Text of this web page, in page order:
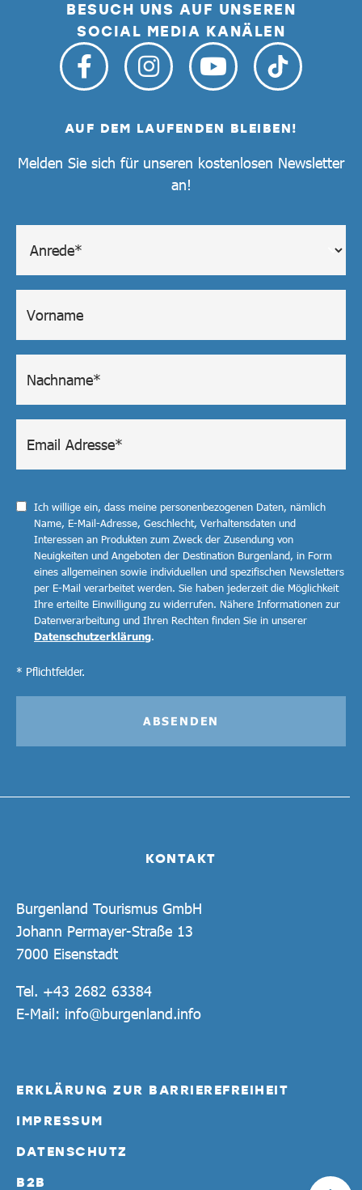
BESUCH UNS AUF UNSEREN
SOCIAL MEDIA KANÄLEN
KONTAKT
Burgenland Tourismus GmbH
Johann Permayer-Straße 13
7000 Eisenstadt
Tel. +43 2682 63384
E-Mail: info@burgenland.info
ERKLÄRUNG ZUR BARRIEREFREIHEIT
IMPRESSUM
DATENSCHUTZ
B2B
AUF DEM LAUFENDEN BLEIBEN!
Melden Sie sich für unseren kostenlosen Newsletter
an!
Ich willige ein, dass meine personenbezogenen Daten, nämlich
Name, E-Mail-Adresse, Geschlecht, Verhaltensdaten und
Interessen an Produkten zum Zweck der Zusendung von
Neuigkeiten und Angeboten der Destination Burgenland, in Form
eines allgemeinen sowie individuellen und spezifischen Newsletters
per E-Mail verarbeitet werden. Sie haben jederzeit die Möglichkeit
Ihre erteilte Einwilligung zu widerrufen. Nähere Informationen zur
Datenverarbeitung und Ihren Rechten finden Sie in unserer
Datenschutzerklärung.
* Pflichtfelder.
ABSENDEN